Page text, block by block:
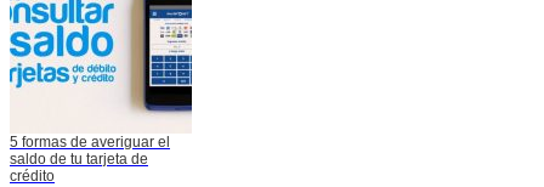
5 formas de averiguar el
saldo de tu tarjeta de
crédito